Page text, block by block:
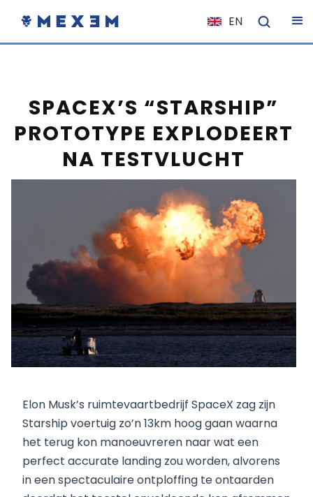
EN
NL
ES
DE
EL
PL
HU
NO
RO
SK
SPACEX’S “STARSHIP”
PROTOTYPE EXPLODEERT
NA TESTVLUCHT
Elon Musk’s ruimtevaartbedrijf SpaceX zag zijn
Starship voertuig zo’n 13km hoog gaan waarna
het terug kon manoeuvreren naar wat een
perfect accurate landing zou worden, alvorens
in een spectaculaire ontploffing te ontaarden